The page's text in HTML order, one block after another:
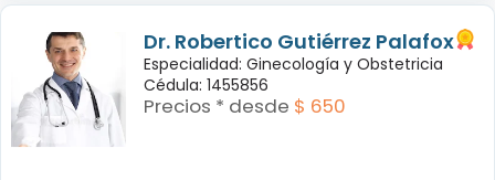
Dr. Robertico Gutiérrez Palafox
Especialidad: Ginecología y Obstetricia
Cédula: 1455856
Precios * desde $ 650